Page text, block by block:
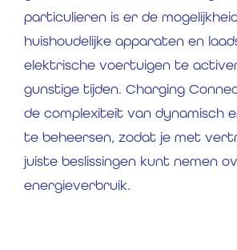
particulieren is er de
huishoudelijke apparaten en
elektrische voertuigen te
gunstige tijden. Charging
de complexiteit van dynamisch
te beheersen, zodat je met
juiste beslissingen kunt nemen
energieverbruik.